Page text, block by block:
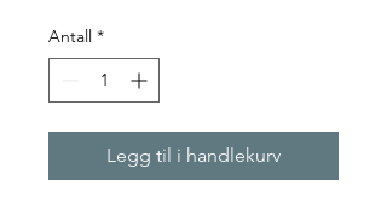
Antall *
Legg til i handlekurv